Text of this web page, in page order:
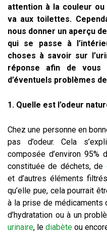
attention à la couleur ou
va aux toilettes.
nous donner un aperçu
qui se passe à
choses à savoir sur
réponse afin de
d’éventuels problèmes
1. Quelle est l’odeur
Chez une personne en
pas d’odeur. Cela
composée d’environ 95%
constituée de déchets, de
et d’autres éléments
qu’elle pue, cela pourrait
à la prise de médicaments
d’hydratation ou à un
urinaire, le diabète ou